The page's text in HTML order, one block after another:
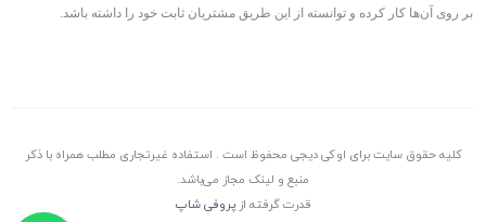
بر روی آن‌ها کار کرده و توانسته از این طریق مشتریان ثابت خود را داشته باشد.
کلیه حقوق سایت برای اوکی دیجی محفوظ است . استفاده غیرتجاری مطلب همراه با ذکر
منبع و لینک مجاز می‌باشد.
قدرت گرفته ازپروفی شاپ